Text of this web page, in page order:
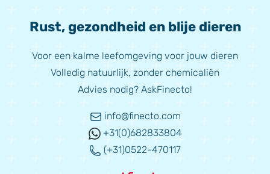
Rust, gezondheid en blije dieren
Voor een kalme leefomgeving voor jouw dieren
Volledig natuurlijk, zonder chemicaliën
Advies nodig? AskFinecto!
info@finecto.com
+31(0)682833804
(+31)0522-470117